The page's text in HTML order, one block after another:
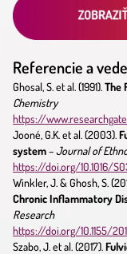
Referencie a
Ghosal, S. et al. (1991).The
Chemistry
https://
Jooné, G.K. et al. (2003).
system–Journal of
https://doi.org/10.1016/
Winkler, J. & Ghosh, S.
Chronic Inflammatory
Research
https://doi.org/10.1155/
Szabo, J. et al. (2017).